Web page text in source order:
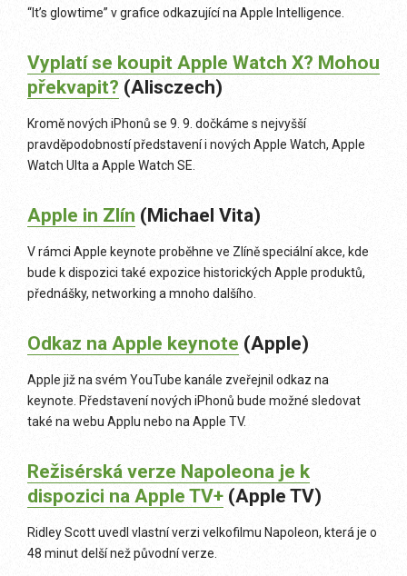
“It’s glowtime” v grafice odkazující na Apple Intelligence.
Vyplatí se koupit Apple Watch X? Mohou
překvapit? (Alisczech)
Kromě nových iPhonů se 9. 9. dočkáme s nejvyšší
pravděpodobností představení i nových Apple Watch, Apple
Watch Ulta a Apple Watch SE.
Apple in Zlín (Michael Vita)
V rámci Apple keynote proběhne ve Zlíně speciální akce, kde
bude k dispozici také expozice historických Apple produktů,
přednášky, networking a mnoho dalšího.
Odkaz na Apple keynote (Apple)
Apple již na svém YouTube kanále zveřejnil odkaz na
keynote. Představení nových iPhonů bude možné sledovat
také na webu Applu nebo na Apple TV.
Režisérská verze Napoleona je k
dispozici na Apple TV+ (Apple TV)
Ridley Scott uvedl vlastní verzi velkofilmu Napoleon, která je o
48 minut delší než původní verze.